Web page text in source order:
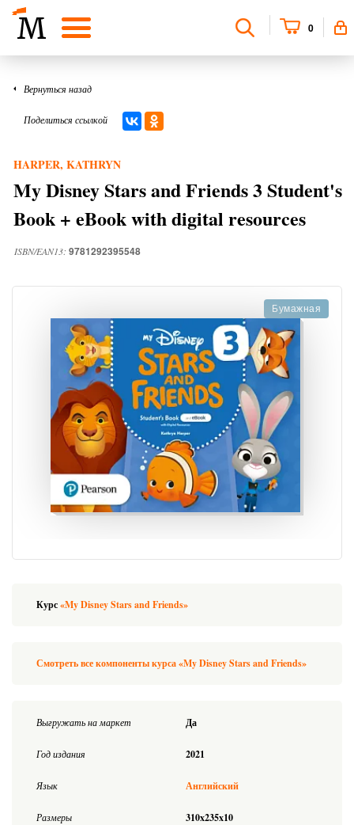
0
Вернуться назад
Поделиться ссылкой
HARPER, KATHRYN
My Disney Stars and Friends 3 Student's
Book + eBook with digital resources
ISBN/EAN13: 9781292395548
Бумажная
Курс«My Disney Stars and Friends»
Смотреть все компоненты курса «My Disney Stars and Friends»
Выгружать на маркет Да
Год издания 2021
Язык Английский
Размеры 310x235x10